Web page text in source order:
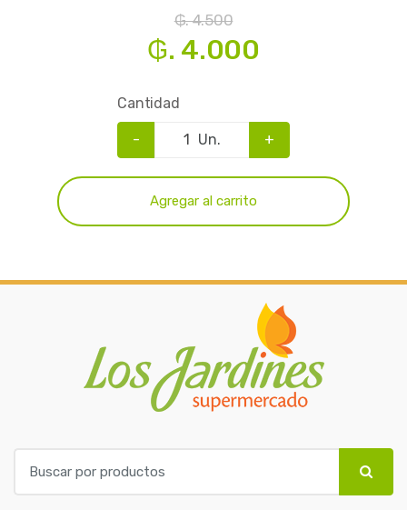
₲. 4.500
₲. 4.000
Cantidad
- Un. +
Agregar al carrito